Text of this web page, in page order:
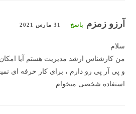
آرزو زمزم پاسخ 31 مارس 2021
سلام
من کارشناس ارشد مدیریت هستم آیا
و پی آر پی رو دارم ، برای کار حرفه ای
استفاده شخصی میخوام